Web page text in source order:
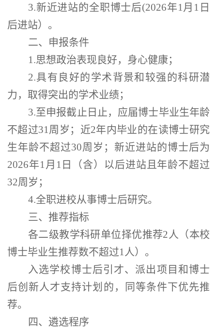
3.新近进站的全职博士后(2026年1 月 1 日
后进站）。
二、申报条件
1.思想政治表现良好，身心健康；
2.具有良好的学术背景和较强的科研潜
力，取得突出的学术业绩；
3.至申报截止日止，应届博士毕业生年龄
不超过31 周岁；近2年内毕业的在读博士研究
生年龄不超过30周岁；新近进站的博士后为
2026年1 月 1 日（含）以后进站且年龄不超过
32周岁；
4.全职进校从事博士后研究。
三、推荐指标
各二级教学科研单位择优推荐2 人（本校
博士毕业生推荐数不超过1 人）。
入选学校博士后引才、派出项目和博士
后创新人才支持计划的，同等条件下优先推
荐。
四、遴选程序